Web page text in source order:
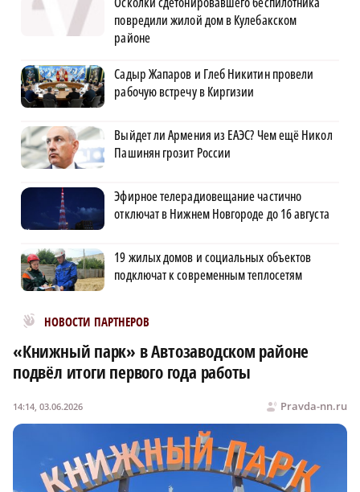
повредили жилой дом в Кулебакском
районе
Садыр Жапаров и Глеб Никитин провели
рабочую встречу в Киргизии
Выйдет ли Армения из ЕАЭС? Чем ещё Никол
Пашинян грозит России
Эфирное телерадиовещание частично
отключат в Нижнем Новгороде до 16 августа
19 жилых домов и социальных объектов
подключат к современным теплосетям
НОВОСТИ ПАРТНЕРОВ
Новости МирТесен
«Книжный парк» в Автозаводском районе
подвёл итоги первого года работы
Pravda-nn.ru
14:14, 03.06.2026